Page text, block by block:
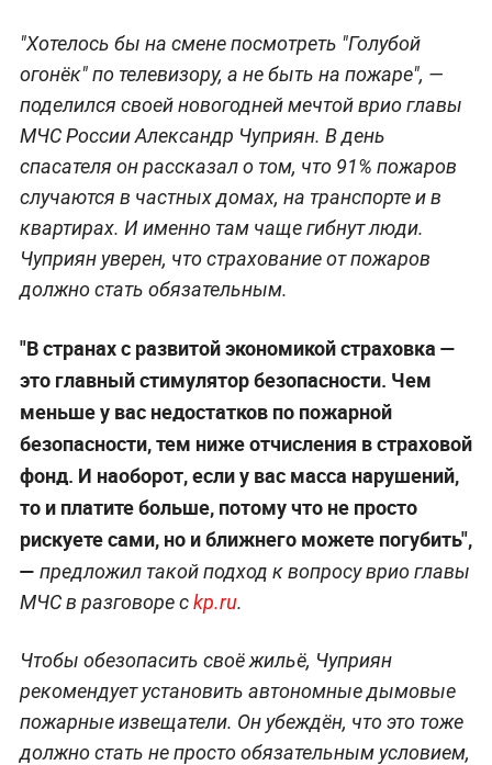
"Хотелось бы на смене посмотреть "Голубой
огонёк" по телевизору, а не быть на пожаре", —
поделился своей новогодней мечтой врио главы
МЧС России Александр Чуприян. В день
спасателя он рассказал о том, что 91% пожаров
случаются в частных домах, на транспорте и в
квартирах. И именно там чаще гибнут люди.
Чуприян уверен, что страхование от пожаров
должно стать обязательным.
"В странах с развитой экономикой страховка —
это главный стимулятор безопасности. Чем
меньше у вас недостатков по пожарной
безопасности, тем ниже отчисления в страховой
фонд. И наоборот, если у вас масса нарушений,
то и платите больше, потому что не просто
рискуете сами, но и ближнего можете погубить",
— предложил такой подход к вопросу врио главы
МЧС в разговоре сkp.ru.
Чтобы обезопасить своё жильё, Чуприян
рекомендует установить автономные дымовые
пожарные извещатели. Он убеждён, что это тоже
должно стать не просто обязательным условием,